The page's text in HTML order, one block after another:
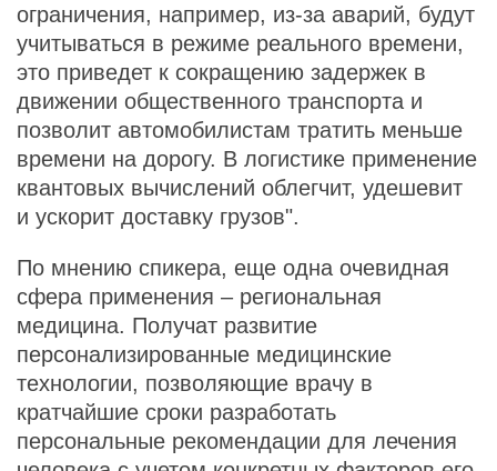
ограничения, например, из-за аварий, будут
учитываться в режиме реального времени,
это приведет к сокращению задержек в
движении общественного транспорта и
позволит автомобилистам тратить меньше
времени на дорогу. В логистике применение
квантовых вычислений облегчит, удешевит
и ускорит доставку грузов".
По мнению спикера, еще одна очевидная
сфера применения – региональная
медицина. Получат развитие
персонализированные медицинские
технологии, позволяющие врачу в
кратчайшие сроки разработать
персональные рекомендации для лечения